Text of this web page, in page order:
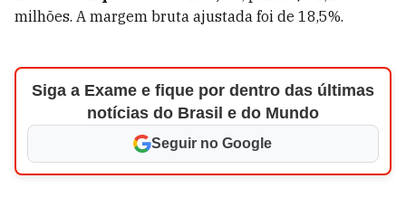
milhões. A margem bruta ajustada foi de 18,5%.
Siga a Exame e fique por dentro das últimas
notícias do Brasil e do Mundo
Seguir no Google